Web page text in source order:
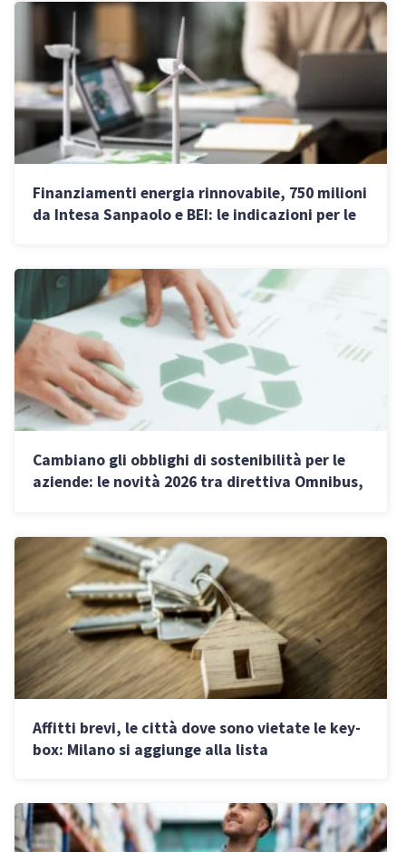
Finanziamenti energia rinnovabile, 750 milioni
da Intesa Sanpaolo e BEI: le indicazioni per le
Cambiano gli obblighi di sostenibilità per le
aziende: le novità 2026 tra direttiva Omnibus,
Affitti brevi, le città dove sono vietate le key-
box: Milano si aggiunge alla lista